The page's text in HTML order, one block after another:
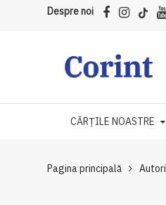
Despre noi
CĂRȚILE NOASTRE
Pagina principală Autori